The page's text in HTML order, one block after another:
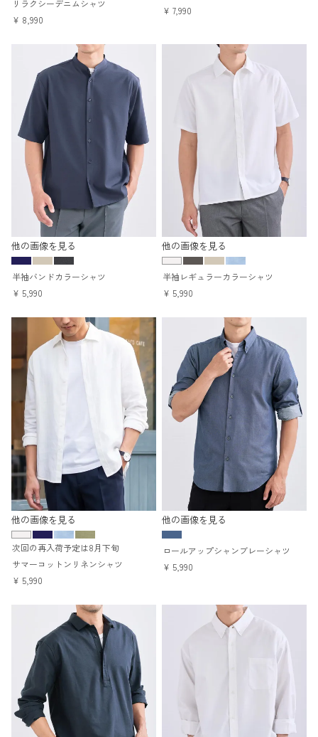
リラクシーデニムシャツ
¥ 8,990
¥ 7,990
他の画像を見る
半袖バンドカラーシャツ
¥ 5,990
他の画像を見る
半袖レギュラーカラーシャツ
¥ 5,990
他の画像を見る
次回の再入荷予定は8月下旬
サマーコットンリネンシャツ
¥ 5,990
他の画像を見る
ロールアップシャンブレーシャツ
¥ 5,990